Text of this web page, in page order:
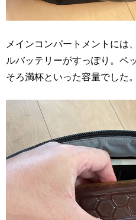
メインコンパートメントには
ルバッテリーがすっぽり。ペ
そろ満杯といった容量でした。